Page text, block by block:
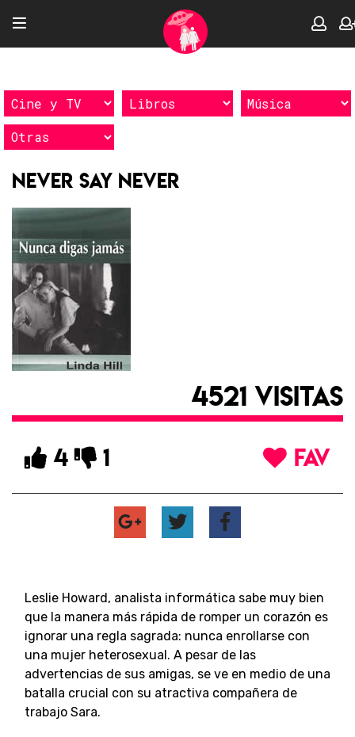
Never Say Never
4521 VISITAS
4 1 FAV
Leslie Howard, analista informática sabe muy bien
que la manera más rápida de romper un corazón es
ignorar una regla sagrada: nunca enrollarse con
una mujer heterosexual. A pesar de las
advertencias de sus amigas, se ve en medio de una
batalla crucial con su atractiva compañera de
trabajo Sara.